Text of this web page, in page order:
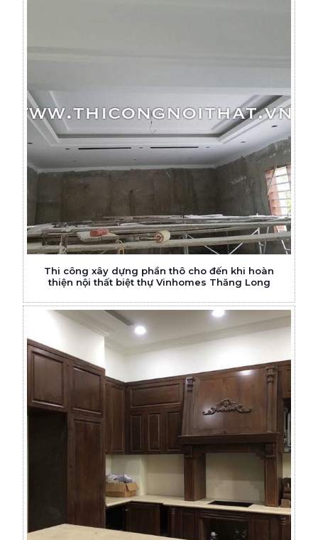
Thi công xây dựng phần thô cho đến khi hoàn
thiện nội thất biệt thự Vinhomes Thăng Long